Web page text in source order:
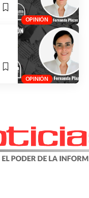
OPINIÓN
OPINIÓN